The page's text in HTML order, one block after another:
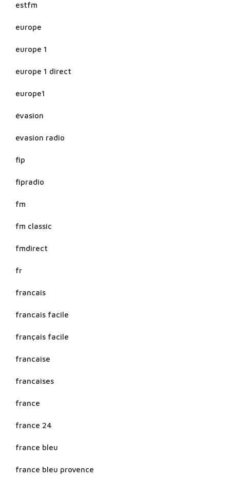
estfm
europe
europe 1
europe 1 direct
europe1
évasion
evasion radio
fip
fipradio
fm
fm classic
fmdirect
fr
francais
francais facile
français facile
francaise
francaises
france
france 24
france bleu
france bleu provence